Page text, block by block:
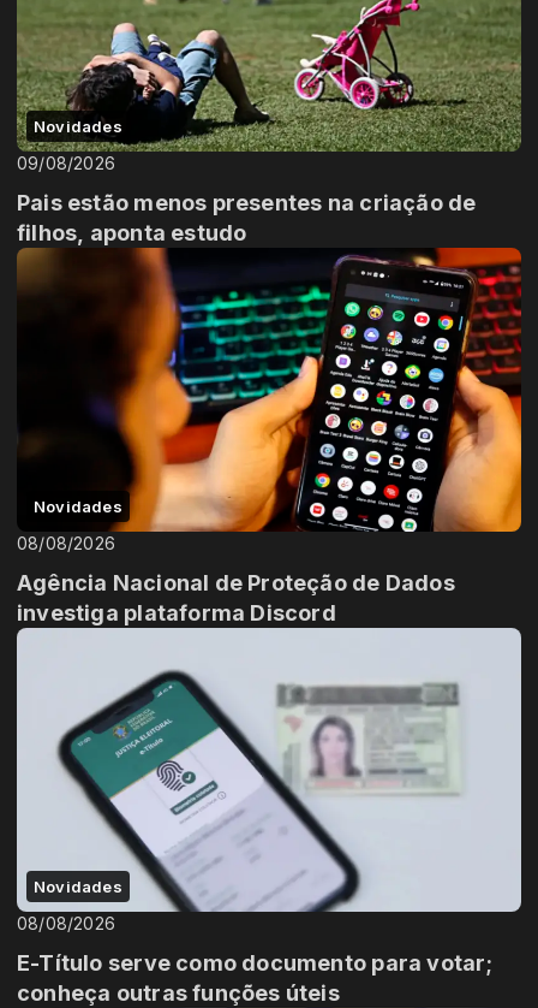
Novidades
09/08/2026
Pais estão menos presentes na criação de
filhos, aponta estudo
Novidades
08/08/2026
Agência Nacional de Proteção de Dados
investiga plataforma Discord
Novidades
08/08/2026
E-Título serve como documento para votar;
conheça outras funções úteis